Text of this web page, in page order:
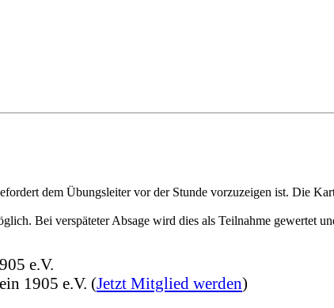
dem Übungsleiter vor der Stunde vorzuzeigen ist. Die
Bei verspäteter Absage wird dies als Teilnahme gewertet
e.V.
1905 e.V. (Jetzt Mitglied werden)